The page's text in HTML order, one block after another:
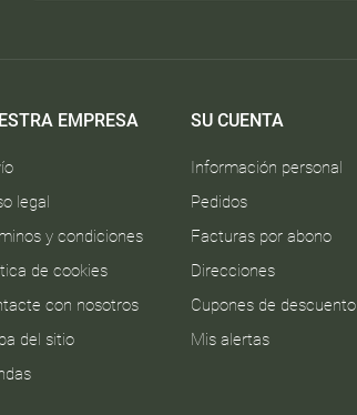
EMPRESA
legal
y condiciones
de cookies
con nosotros
del sitio
SU CUENTA
Información personal
Pedidos
Facturas por abono
Direcciones
Cupones de descuento
Mis alertas